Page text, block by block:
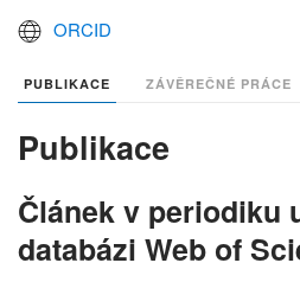
ORCID
PUBLIKACE ZÁVĚREČNÉ PRÁCE
Publikace
Článek v periodiku
databázi Web of